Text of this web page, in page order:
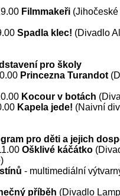
Filmmakeři
Spadla klec! (Divadlo
pro školy
Princezna Turandot
Kocour v botách
Kapela jede! (Naivní
pro děti a jejich
Ošklivé káčátko
- multimediální
příběh (Divadlo